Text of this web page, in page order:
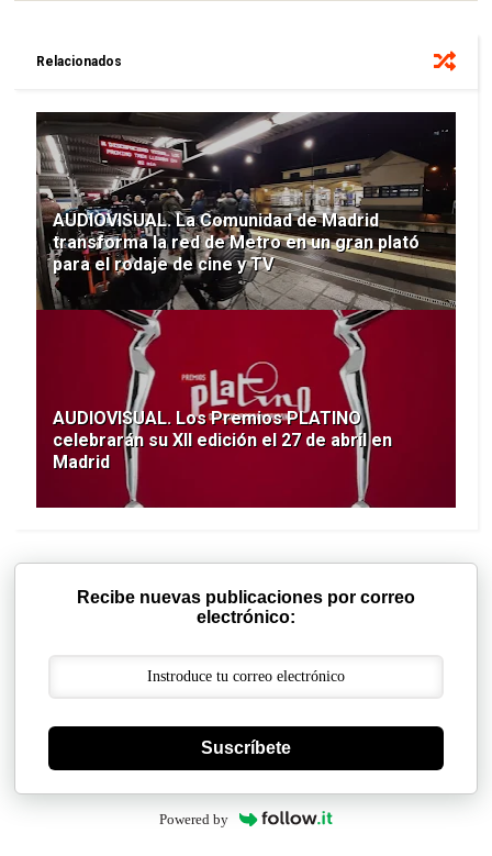
Relacionados
AUDIOVISUAL. La Comunidad de Madrid
transforma la red de Metro en un gran plató
para el rodaje de cine y TV
AUDIOVISUAL. Los Premios PLATINO
celebrarán su XII edición el 27 de abril en
Madrid
Recibe nuevas publicaciones por correo
electrónico:
Suscríbete
Powered by